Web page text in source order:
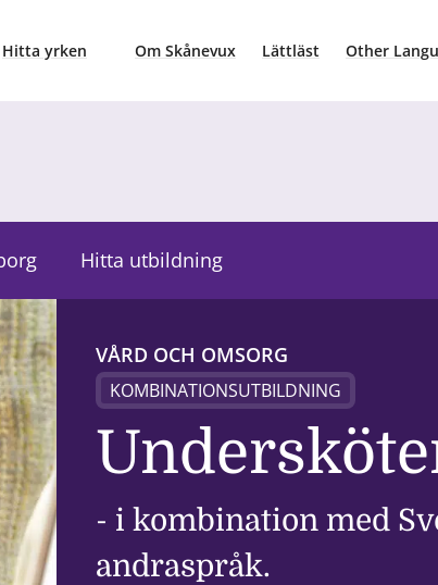
Hitta yrken Om Skånevux Lättläst Other
Hitta utbildning
VÅRD OCH OMSORG
KOMBINATIONSUTBILDNING
- i kombination med
andraspråk.